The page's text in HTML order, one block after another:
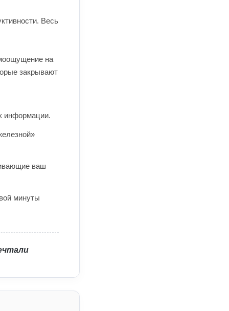
Весь
на
закрывают
информации.
ваш
минуты